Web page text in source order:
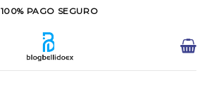
100% PAGO SEGURO